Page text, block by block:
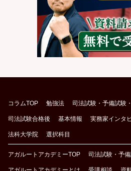
コラムTOP 勉強法 司法試験・予備試験
司法試験合格後 基本情報 実務家インタ
法科大学院 選択科目
アガルートアカデミーTOP 司法試験・予